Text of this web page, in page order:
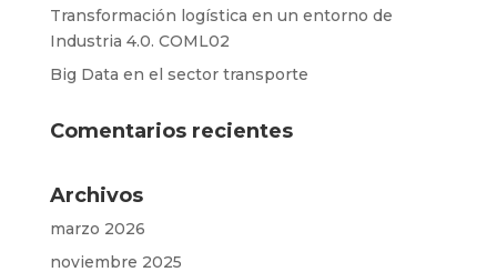
Transformación logística en un entorno de
Industria 4.0. COML02
Big Data en el sector transporte
Comentarios recientes
Archivos
marzo 2026
noviembre 2025